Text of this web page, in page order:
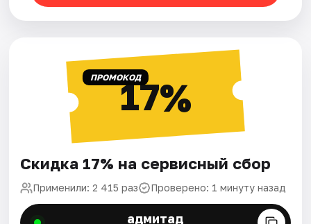
ПРОМОКОД17%
Скидка 17% на сервисный сбор
Применили: 2 415 раз Проверено: 1 минуту назад
адмитад